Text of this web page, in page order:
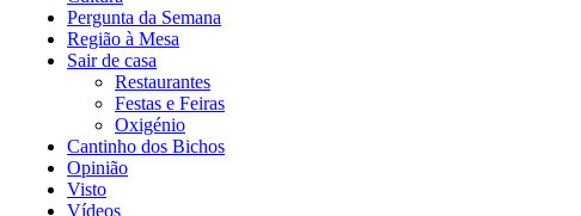
Pergunta da Semana
Região à Mesa
Sair de casa
Restaurantes
Festas e Feiras
Oxigénio
Cantinho dos Bichos
Opinião
Visto
Vídeos